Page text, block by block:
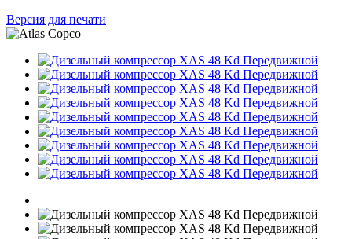
Версия для печати